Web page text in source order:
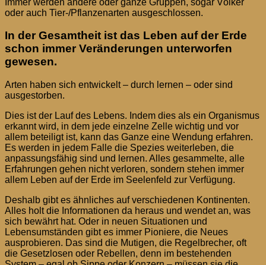
oder auch Tier-/Pflanzenarten ausgeschlossen.
In der Gesamtheit ist das Leben auf der Erde
schon immer Veränderungen unterworfen
gewesen.
Arten haben sich entwickelt – durch lernen – oder sind
ausgestorben.
Dies ist der Lauf des Lebens. Indem dies als ein Organismus
erkannt wird, in dem jede einzelne Zelle wichtig und vor
allem beteiligt ist, kann das Ganze eine Wendung erfahren.
Es werden in jedem Falle die Spezies weiterleben, die
anpassungsfähig sind und lernen. Alles gesammelte, alle
Erfahrungen gehen nicht verloren, sondern stehen immer
allem Leben auf der Erde im Seelenfeld zur Verfügung.
Deshalb gibt es ähnliches auf verschiedenen Kontinenten.
Alles holt die Informationen da heraus und wendet an, was
sich bewährt hat. Oder in neuen Situationen und
Lebensumständen gibt es immer Pioniere, die Neues
ausprobieren. Das sind die Mutigen, die Regelbrecher, oft
die Gesetzlosen oder Rebellen, denn im bestehenden